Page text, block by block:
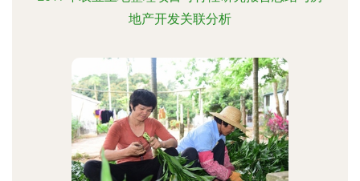
地产开发关联分析